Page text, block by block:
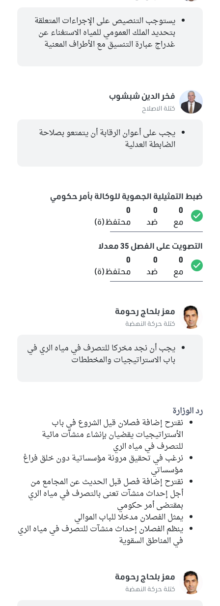
يستوجب التنصيص على الإجراءات المتعلقة
بتحديد الملك العمومي للمياه الاستغناء عن
غدراج عبارة التنسيق مع الأطراف المعنية
فخر الدين شبشوب
كتلة الاصلاح
يجب على أعوان الرقابة أن يتمتعو بصلاحة
الضابطة العدلية
ضبط التمثيلية الجهوية للوكالة بأمر حكومي
0
مع
0
ضد
0
محتفظ(ة)
التصويت على الفصل 35 معدلا
0
مع
0
ضد
0
محتفظ(ة)
معز بلحاج رحومة
كتلة حركة النهضة
يجب أن نجد مخركا للتصرف في مياه الري في
باب الاستراتيجيات والمخططات
رد الوزارة
نقترح إضافة فصلان قيل الشروع في باب
الأستراتيجيات يقضيان بإنشاء منشآت مائية
للتصرف في مياه الري
نرغب في تحقيق مرونة مؤسساتية دون خلق فراغ
مؤسساتي
نقترح إضافة فصل قبل الحديث عن المجامع من
أجل إحداث منشآت تعنى بالتصرف في مياه الري
بمقتضى أمر حكومي
يمثل الفصلان مدخلا للباب الموالي
ينظم الفصلان إحداث منشآت للتصرف في مياه الري
في المناطق السقوية
معز بلحاج رحومة
كتلة حركة النهضة